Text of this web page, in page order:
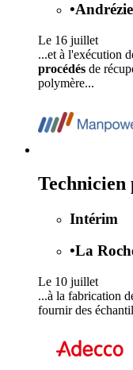
•
Le 16 juillet
...et à l'exécution
procédés de
polymère...
Technicien
Intérim
•La
Le 10 juillet
...à la fabrication
fournir des